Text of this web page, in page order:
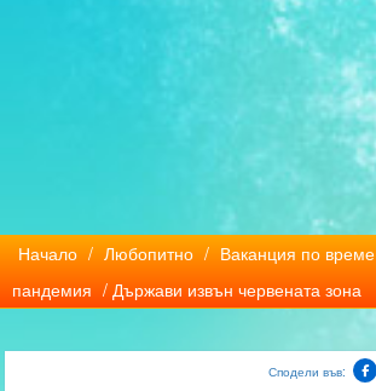
Начало / Любопитно / Ваканция по
пандемия / Държави извън червената зона
Сподели във: